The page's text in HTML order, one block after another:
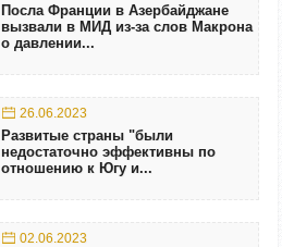
Посла Франции в Азербайджане
вызвали в МИД из-за слов Макрона
о давлении...
26.06.2023
Развитые страны "были
недостаточно эффективны по
отношению к Югу и...
02.06.2023